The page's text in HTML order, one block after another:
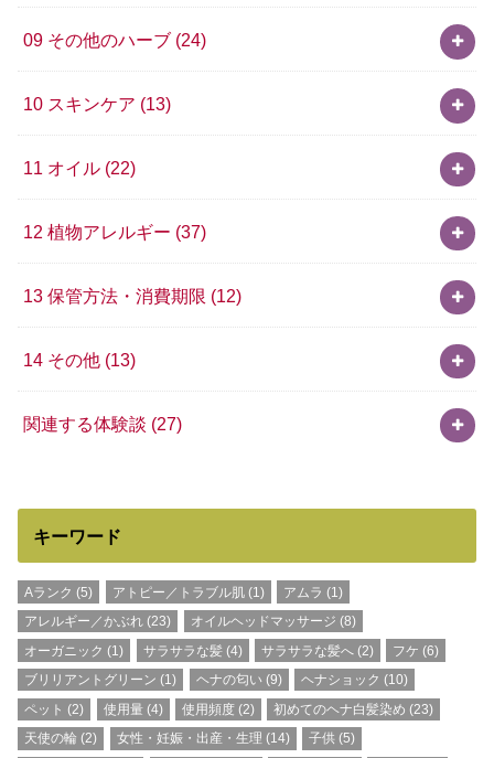
09 その他のハーブ (24)
10 スキンケア (13)
11 オイル (22)
12 植物アレルギー (37)
13 保管方法・消費期限 (12)
14 その他 (13)
関連する体験談 (27)
キーワード
Aランク (5) アトピー／トラブル肌(1) アムラ (1)
アレルギー／かぶれ (23) オイルヘッドマッサージ (8)
オーガニック (1) サラサラな髪(4) サラサラな髪へ(2) フケ (6)
ブリリアントグリーン (1) ヘナの匂い(9) ヘナショック (10)
ペット (2) 使用量(4) 使用頻度(2) 初めてのヘナ白髪染め (23)
天使の輪 (2) 女性・妊娠・出産・生理 (14) 子供(5)